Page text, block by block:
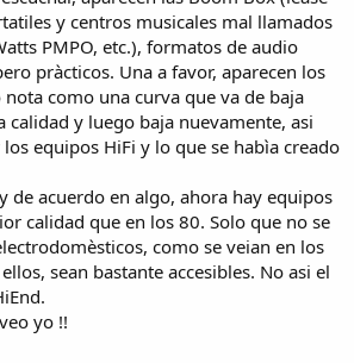
y centros musicales mal llamados
PMPO, etc.), formatos de audio
pràcticos. Una a favor, aparecen los
nota como una curva que va de baja
calidad y luego baja nuevamente, asi
equipos HiFi y lo que se habìa creado
de acuerdo en algo, ahora hay equipos
calidad que en los 80. Solo que no se
como se veian en los
sean bastante accesibles. No asi el
yo !!